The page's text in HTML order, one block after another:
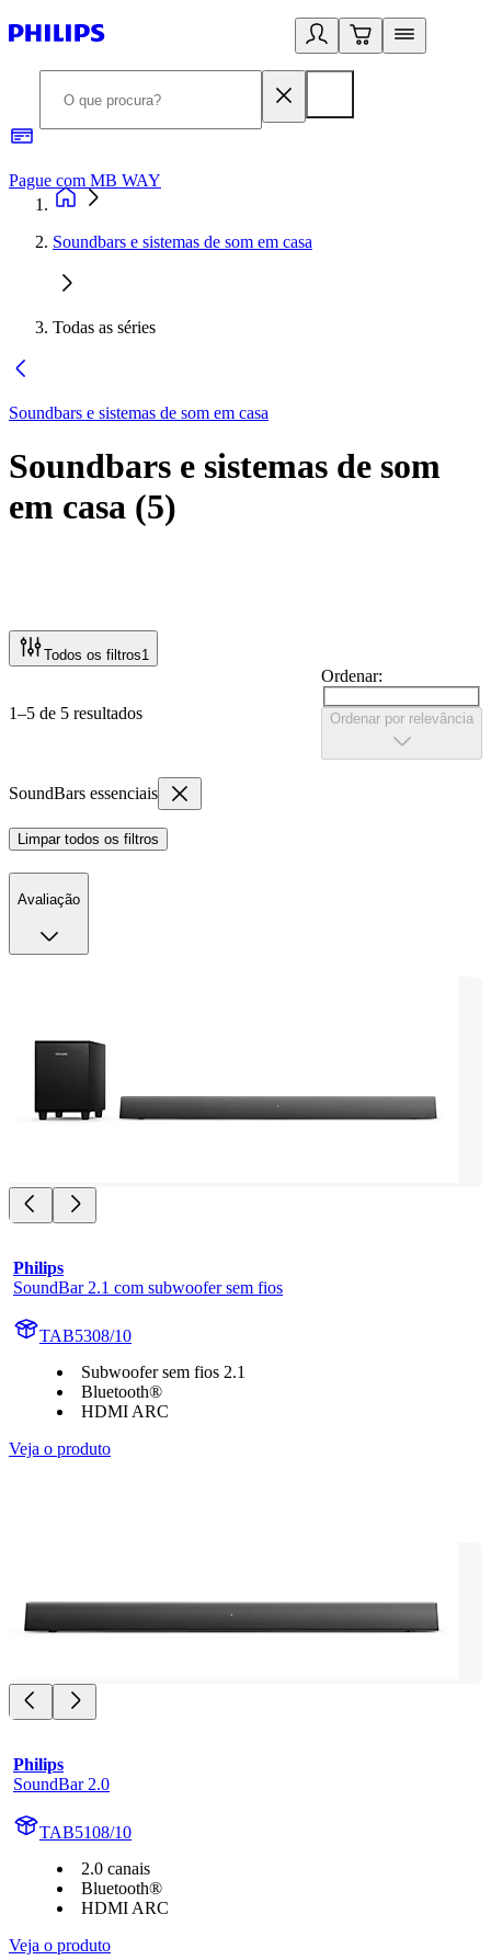
Pague com MB WAY
Soundbars e sistemas de som em casa
Todas as séries
Soundbars e sistemas de som em casa
Soundbars e sistemas de som
em casa (5)
Todos os filtros1
1–5 de 5 resultados
Ordenar:
Ordenar por relevância
SoundBars essenciais
Limpar todos os filtros
Avaliação
Philips
SoundBar 2.1 com subwoofer sem fios
TAB5308/10
Subwoofer sem fios 2.1
Bluetooth®
HDMI ARC
Veja o produto
Philips
SoundBar 2.0
TAB5108/10
2.0 canais
Bluetooth®
HDMI ARC
Veja o produto